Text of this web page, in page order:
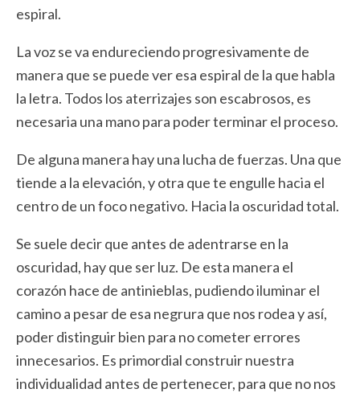
espiral.
La voz se va endureciendo progresivamente de
manera que se puede ver esa espiral de la que habla
la letra. Todos los aterrizajes son escabrosos, es
necesaria una mano para poder terminar el proceso.
De alguna manera hay una lucha de fuerzas. Una que
tiende a la elevación, y otra que te engulle hacia el
centro de un foco negativo. Hacia la oscuridad total.
Se suele decir que antes de adentrarse en la
oscuridad, hay que ser luz. De esta manera el
corazón hace de antinieblas, pudiendo iluminar el
camino a pesar de esa negrura que nos rodea y así,
poder distinguir bien para no cometer errores
innecesarios. Es primordial construir nuestra
individualidad antes de pertenecer, para que no nos